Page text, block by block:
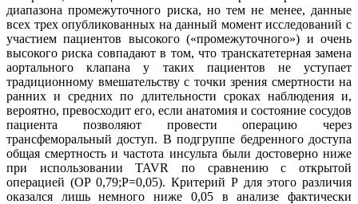
диапазона промежуточного риска, но тем не менее, данные
всех трех опубликованных на данный момент исследований с
участием пациентов высокого («промежуточного») и очень
высокого риска совпадают в том, что транскатетерная замена
аортального клапана у таких пациентов не уступает
традиционному вмешательству с точки зрения смертности на
ранних и средних по длительности сроках наблюдения и,
вероятно, превосходит его, если анатомия и состояние сосудов
пациента позволяют провести операцию через
трансфеморальный доступ. В подгруппе бедренного доступа
общая смертность и частота инсульта были достоверно ниже
при использовании TAVR по сравнению с открытой
операцией (ОР 0,79;P=0,05). Критерий Р для этого различия
оказался лишь немного ниже 0,05 в анализе фактически